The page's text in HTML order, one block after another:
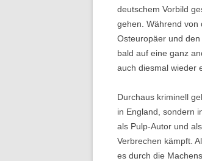
deutschem Vorbild
gehen. Während von
Osteuropäer und
bald auf eine ganz
auch diesmal wieder
Durchaus kriminell
in England, sondern
als Pulp-Autor und
Verbrechen kämpft.
es durch die